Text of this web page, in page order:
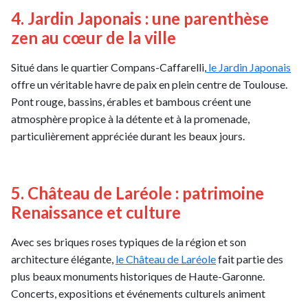
4. Jardin Japonais : une parenthèse
zen au cœur de la ville
Situé dans le quartier Compans-Caffarelli, le Jardin Japonais
offre un véritable havre de paix en plein centre de Toulouse.
Pont rouge, bassins, érables et bambous créent une
atmosphère propice à la détente et à la promenade,
particulièrement appréciée durant les beaux jours.
5. Château de Laréole : patrimoine
Renaissance et culture
Avec ses briques roses typiques de la région et son
architecture élégante, le Château de Laréolefait partie des
plus beaux monuments historiques de Haute-Garonne.
Concerts, expositions et événements culturels animent